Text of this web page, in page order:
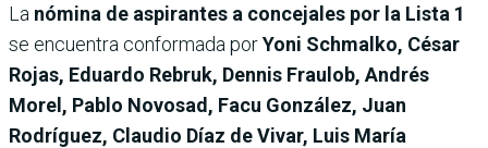
La nómina de aspirantes a concejales por la Lista 1
se encuentra conformada porYoni Schmalko, César
Rojas, Eduardo Rebruk, Dennis Fraulob, Andrés
Morel, Pablo Novosad, Facu González, Juan
Rodríguez, Claudio Díaz de Vivar, Luis María